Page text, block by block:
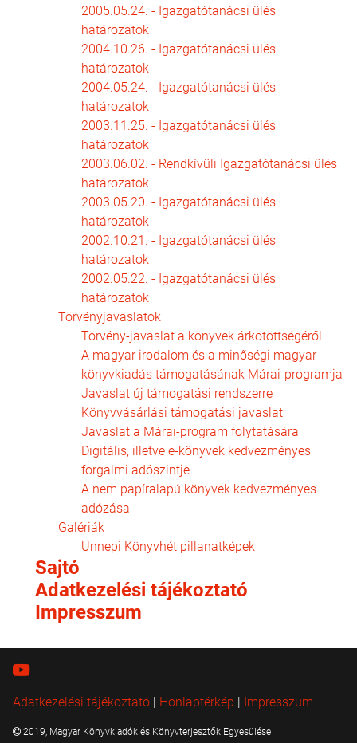
2005.05.24. - Igazgatótanácsi ülés
határozatok
2004.10.26. - Igazgatótanácsi ülés
határozatok
2004.05.24. - Igazgatótanácsi ülés
határozatok
2003.11.25. - Igazgatótanácsi ülés
határozatok
2003.06.02. - Rendkívüli Igazgatótanácsi ülés
határozatok
2003.05.20. - Igazgatótanácsi ülés
határozatok
2002.10.21. - Igazgatótanácsi ülés
határozatok
2002.05.22. - Igazgatótanácsi ülés
határozatok
Törvényjavaslatok
Törvény-javaslat a könyvek árkötöttségéről
A magyar irodalom és a minőségi magyar
könyvkiadás támogatásának Márai-programja
Javaslat új támogatási rendszerre
Könyvvásárlási támogatási javaslat
Javaslat a Márai-program folytatására
Digitális, illetve e-könyvek kedvezményes
forgalmi adószintje
A nem papíralapú könyvek kedvezményes
adózása
Galériák
Ünnepi Könyvhét pillanatképek
Sajtó
Adatkezelési tájékoztató
Impresszum
Adatkezelési tájékoztató | Honlaptérkép | Impresszum
2019, Magyar Könyvkiadók és Könyvterjesztők Egyesülése